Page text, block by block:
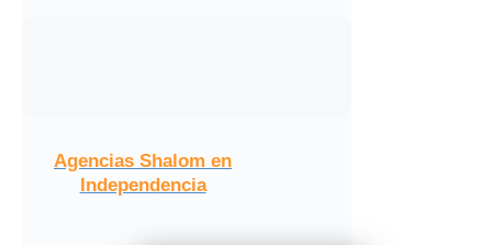
Agencias Shalom en
Independencia